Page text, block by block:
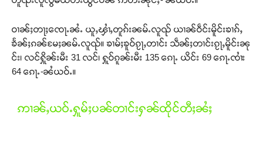
ဝၢၼ်ႈတႃႈၸေႃႉၼႆႉ ယူႇၾၢႆႇတူၵ်းၼမ်ႉလူၺ် ယၢၼ်ဝဵင်းမိူင်းၶၢၵ်ႇ
ၶႅၼ်ႈၵၼ်မႄႈၼမ်ႉလူၺ်။ ၶၢမ်ႈၶူဝ်ၵႂႃႇတၢင်း သဵၼ်ႈတၢင်းၵႂႃႇမိူင်းၼု
င်း၊ လင်ႁိူၼ်းမီး 31 လင်၊ ႁူဝ်ၵူၼ်းမီး 135 ၵေႃႉ ယိင်း 69 ၵေႃႉၸၢႆး
64 ၵေႃႉ-ၼႆယဝ်ႉ။
ဢၢၼ်ႇယဝ်ႉႁူမ်ႈပၼ်တၢင်းႁၼ်ထိုင်တီႈၼႆႈ